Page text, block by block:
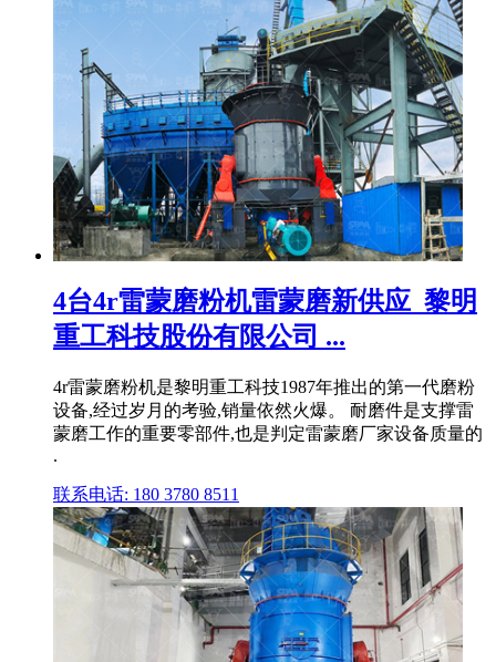
4台4r雷蒙磨粉机雷蒙磨新供应_黎明
重工科技股份有限公司 ...
4r雷蒙磨粉机是黎明重工科技1987年推出的第一代磨粉
设备,经过岁月的考验,销量依然火爆。 耐磨件是支撑雷
蒙磨工作的重要零部件,也是判定雷蒙磨厂家设备质量的
.
联系电话: 180 3780 8511